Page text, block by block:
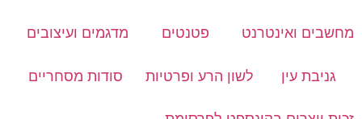
מחשבים ואינטרנט פטנטים מדגמים ועיצובים
גניבת עין לשון הרע ופרטיות סודות מסחריים